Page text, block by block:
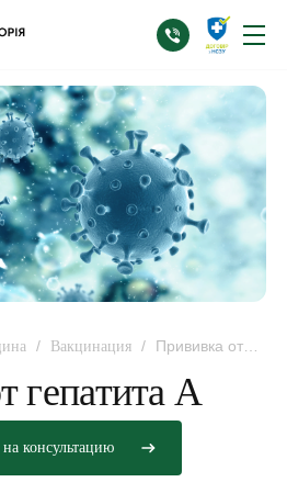
/ Вакцинация /
Прививка от
гепатита А
на консультацию